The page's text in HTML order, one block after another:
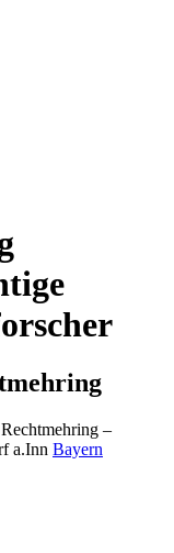
–
a.Inn Bayern